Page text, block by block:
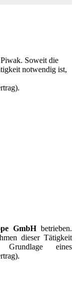
Soweit die
notwendig ist,
GmbHbetrieben.
dieser Tätigkeit
eines